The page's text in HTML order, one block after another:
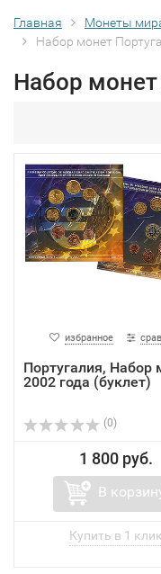
Главная Монеты
Набор монет
Набор монет
избранное
Португалия, Набор
2002 года (буклет)
(0)
1 800 руб.
В